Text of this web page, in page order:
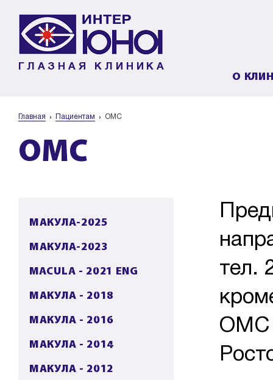
ГЛАЗНАЯ КЛИНИКА
О
Главная Пациентам ОМС
ОМС
МАКУЛА-2025
МАКУЛА-2023
MACULA - 2021 ENG
МАКУЛА - 2018
МАКУЛА - 2016
МАКУЛА - 2014
МАКУЛА - 2012
тел.
ОМС